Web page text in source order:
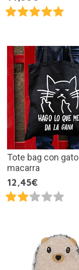
Tote bag con gato
macarra
12,45€